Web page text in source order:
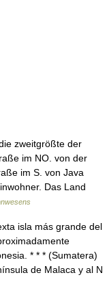
zweitgrößte der
im NO. von der
im S. von Java
Das Land
isla más grande del
* * * (Sumatera)
de Malaca y al N